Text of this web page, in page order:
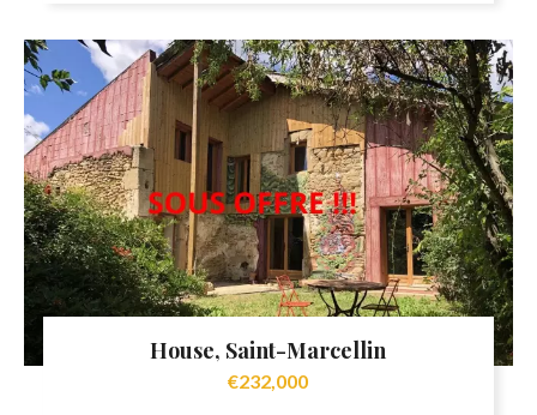
House, Saint-Marcellin
€232,000